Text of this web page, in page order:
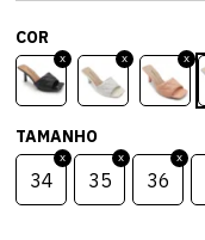
COR
TAMANHO
34 35 36